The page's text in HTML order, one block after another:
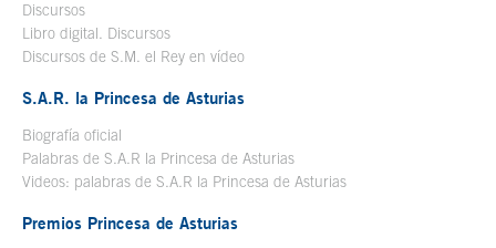
Discursos
Libro digital. Discursos
Discursos de S.M. el Rey en vídeo
S.A.R. la Princesa de Asturias
Biografía oficial
Palabras de S.A.R la Princesa de Asturias
Videos: palabras de S.A.R la Princesa de Asturias
Premios Princesa de Asturias